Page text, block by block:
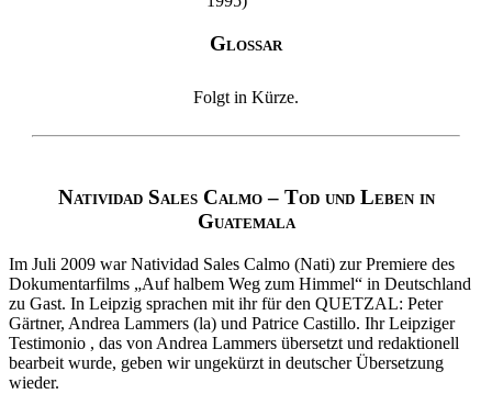
Glossar
Folgt in Kürze.
Natividad Sales Calmo – Tod und Leben in
Guatemala
Im Juli 2009 war Natividad Sales Calmo (Nati) zur Premiere des
Dokumentarfilms „Auf halbem Weg zum Himmel“ in Deutschland
zu Gast. In Leipzig sprachen mit ihr für den QUETZAL: Peter
Gärtner, Andrea Lammers (la) und Patrice Castillo. Ihr Leipziger
Testimonio , das von Andrea Lammers übersetzt und redaktionell
bearbeit wurde, geben wir ungekürzt in deutscher Übersetzung
wieder.